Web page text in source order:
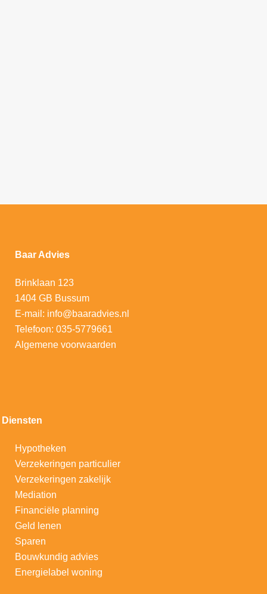
Baar Advies
Brinklaan 123
1404 GB Bussum
E-mail: info@baaradvies.nl
Telefoon: 035-5779661
Algemene voorwaarden
Diensten
Hypotheken
Verzekeringen particulier
Verzekeringen zakelijk
Mediation
Financiële planning
Geld lenen
Sparen
Bouwkundig advies
Energielabel woning